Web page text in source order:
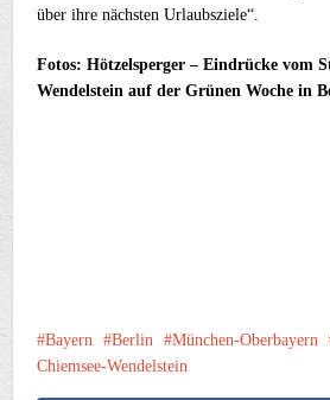
über ihre nächsten Urlaubsziele“.
Fotos: Hötzelsperger – Eindrücke vom
Wendelstein auf der Grünen Woche in
Bayern Berlin München-Oberbayern
Chiemsee-Wendelstein